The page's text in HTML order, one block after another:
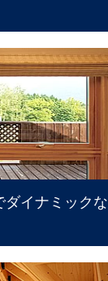
ダイナミックな